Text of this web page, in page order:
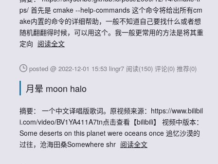
ps/ 首先是 cmake --help-commands 这个命令将给出所有cm
ake内置的命令的详细帮助，一般不知道自己要找什么或者想
随机翻翻得时候，可以用这个。我一般更常用的方法是将其重
定向 阅读全文
posted @ 2022-12-01 15:53 lingr7 阅读(150) 评论(0) 推荐(0)
月晕 moon halo
摘要： 一个中文译唱版歌词。原视频来源：https://www.bilibil
i.com/video/BV1YA411A7tn点击查看【bilibili】 视频中版本：
Some deserts on this planet were oceans once 追忆沙漠的
过往，沧海田桑Somewhere shr 阅读全文